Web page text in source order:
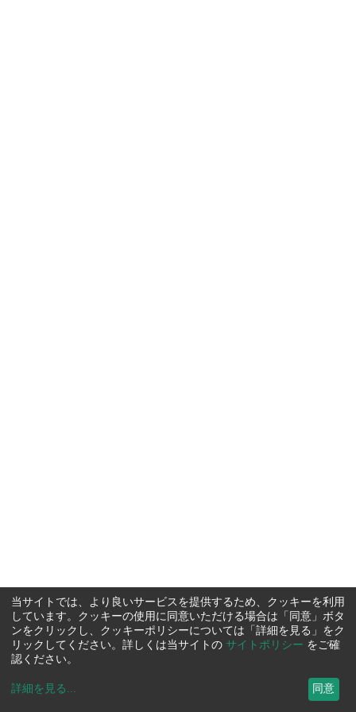
当サイトでは、より良いサービスを提供するため、クッキーを利用
しています。クッキーの使用に同意いただける場合は「同意」ボタ
ンをクリックし、クッキーポリシーについては「詳細を見る」をク
リックしてください。詳しくは当サイトの サイトポリシー をご確
認ください。
詳細を見る ... 同意